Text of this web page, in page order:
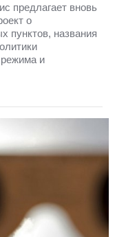
предлагает вновь
о
пунктов, названия
режима и